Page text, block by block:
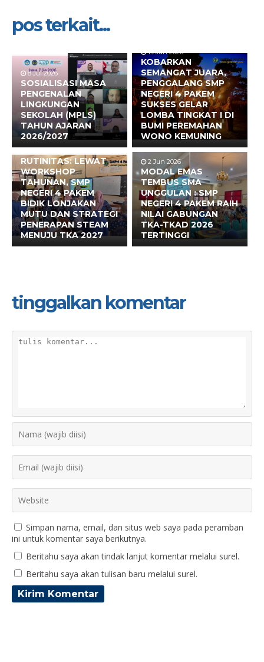
pos terkait...
8 Jul 2026
SOSIALISASI MASA
PENGENALAN
LINGKUNGAN
SEKOLAH (MPLS)
TAHUN AJARAN
2026/2027
19 Jun 2026
KOBARKAN
SEMANGAT JUARA,
PENGGALANG SMP
NEGERI 4 PAKEM
SUKSES GELAR
LOMBA TINGKAT I DI
BUMI PEREMAHAN
WONO KEMUNING
17 Jun 2026
BUKAN SEKADAR
RUTINITAS: LEWAT
WORKSHOP
TAHUNAN, SMP
NEGERI 4 PAKEM
BIDIK LONJAKAN
MUTU DAN STRATEGI
PENERAPAN STEAM
MENUJU TKA 2027
2 Jun 2026
MODAL EMAS
TEMBUS SMA
UNGGULAN : SMP
NEGERI 4 PAKEM RAIH
NILAI GABUNGAN
TKA-TKAD 2026
TERTINGGI
tinggalkan komentar
Simpan nama, email, dan situs web saya pada peramban
ini untuk komentar saya berikutnya.
Beritahu saya akan tindak lanjut komentar melalui surel.
Beritahu saya akan tulisan baru melalui surel.